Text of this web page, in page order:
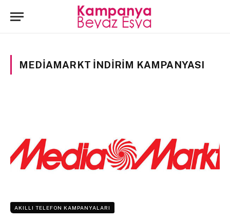
MEDIAMARKT INDIRIM KAMPANYASI
AKILLI TELEFON KAMPANYALARI